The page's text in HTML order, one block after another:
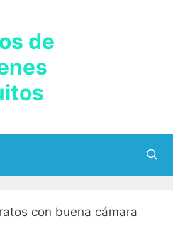
de